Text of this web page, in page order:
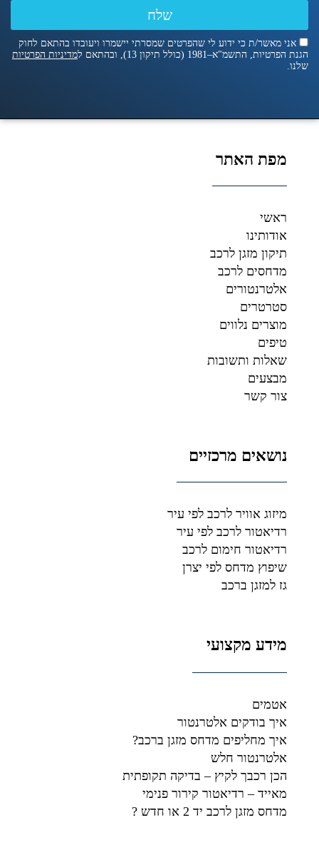
אני מאשר/ת כי ידוע לי שהפרטים שמסרתי יישמרו ויעובדו בהתאם לחוק
הגנת הפרטיות, התשמ"א–1981 (כולל תיקון 13), ובהתאם ל
מדיניות הפרטיות
שלנו.
שלח
מפת האתר
ראשי
אודותינו
תיקון מזגן לרכב
מדחסים לרכב
אלטרנטורים
סטרטרים
מוצרים נלווים
טיפים
שאלות ותשובות
מבצעים
צור קשר
נושאים מרכזיים
מיזוג אוויר לרכב לפי עיר
רדיאטור לרכב לפי עיר
רדיאטור חימום לרכב
שיפוץ מדחס לפי יצרן
גז למזגן ברכב
מידע מקצועי
אטמים
איך בודקים אלטרנטור
איך מחליפים מדחס מזגן ברכב?
אלטרנטור חלש
הכן רכבך לקיץ – בדיקה תקופתית
מאייד – רדיאטור קירור פנימי
מדחס מזגן לרכב יד 2 או חדש ?